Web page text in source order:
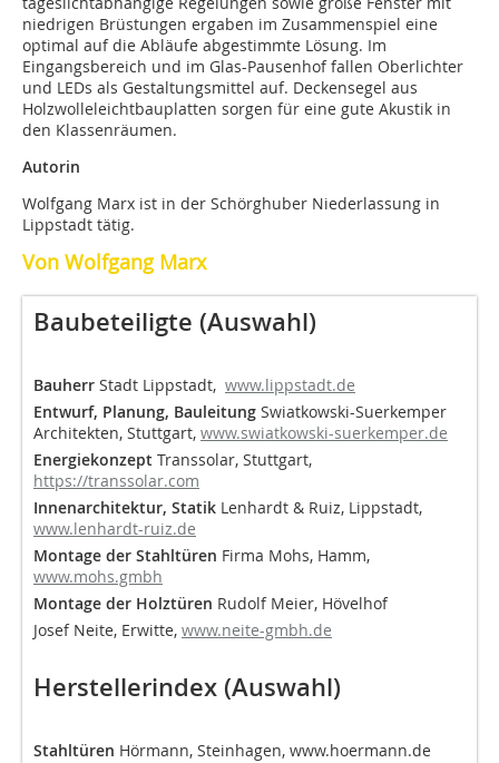
niedrigen Brüstungen ergaben im Zusammenspiel eine
optimal auf die Abläufe abgestimmte Lösung. Im
Eingangsbereich und im Glas-Pausenhof fallen Oberlichter
und LEDs als Gestaltungsmittel auf. Deckensegel aus
Holzwolleleichtbauplatten sorgen für eine gute Akustik in
den Klassenräumen.
Autorin
Wolfgang Marx ist in der Schörghuber Niederlassung in
Lippstadt tätig.
Von Wolfgang Marx
Baubeteiligte (Auswahl)
Bauherr Stadt Lippstadt, www.lippstadt.de
Entwurf, Planung, Bauleitung Swiatkowski-Suerkemper
Architekten, Stuttgart, www.swiatkowski-suerkemper.de
Energiekonzept Transsolar, Stuttgart,
https://transsolar.com
Innenarchitektur, Statik Lenhardt & Ruiz, Lippstadt,
www.lenhardt-ruiz.de
Montage der Stahltüren Firma Mohs, Hamm,
www.mohs.gmbh
Montage der Holztüren Rudolf Meier, Hövelhof
Josef Neite, Erwitte, www.neite-gmbh.de
Herstellerindex (Auswahl)
Stahltüren Hörmann, Steinhagen, www.hoermann.de